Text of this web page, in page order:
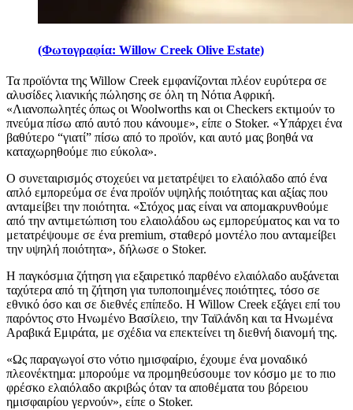
(Φωτογραφία: Willow Creek Olive Estate)
Τα προϊόντα της Willow Creek εμφανίζονται πλέον ευρύτερα σε
αλυσίδες λιανικής πώλησης σε όλη τη Νότια Αφρική.
«Λιανοπωλητές όπως οι Woolworths και οι Checkers εκτιμούν το
πνεύμα πίσω από αυτό που κάνουμε», είπε ο Stoker. «Υπάρχει ένα
βαθύτερο “γιατί” πίσω από το προϊόν, και αυτό μας βοηθά να
καταχωρηθούμε πιο εύκολα».
Ο συνεταιρισμός στοχεύει να μετατρέψει το ελαιόλαδο από ένα
απλό εμπορεύμα σε ένα προϊόν υψηλής ποιότητας και αξίας που
ανταμείβει την ποιότητα. «Στόχος μας είναι να απομακρυνθούμε
από την αντιμετώπιση του ελαιολάδου ως εμπορεύματος και να το
μετατρέψουμε σε ένα premium, σταθερό μοντέλο που ανταμείβει
την υψηλή ποιότητα», δήλωσε ο Stoker.
Η παγκόσμια ζήτηση για εξαιρετικό παρθένο ελαιόλαδο αυξάνεται
ταχύτερα από τη ζήτηση για τυποποιημένες ποιότητες, τόσο σε
εθνικό όσο και σε διεθνές επίπεδο. Η Willow Creek εξάγει επί του
παρόντος στο Ηνωμένο Βασίλειο, την Ταϊλάνδη και τα Ηνωμένα
Αραβικά Εμιράτα, με σχέδια να επεκτείνει τη διεθνή διανομή της.
«Ως παραγωγοί στο νότιο ημισφαίριο, έχουμε ένα μοναδικό
πλεονέκτημα: μπορούμε να προμηθεύσουμε τον κόσμο με το πιο
φρέσκο ελαιόλαδο ακριβώς όταν τα αποθέματα του βόρειου
ημισφαιρίου γερνούν», είπε ο Stoker.